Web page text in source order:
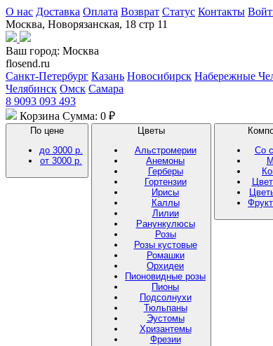
О нас Доставка Оплата Возврат Статус Контакты
Москва, Новорязанская, 18 стр 11
Ваш город: Москва
flosend.ru
Санкт-Петербург Казань Новосибирск Набережные
Челябинск Омск Самара
8 9093 093 493
Корзина Сумма: 0 ₽
По цене
до 3000 р.
от 3000 р.
Цветы
Альстромерии
Анемоны
Герберы
Гортензии
Ирисы
Каллы
Лилии
Ранункулюсы
Розы
Розы кустовые
Ромашки
Орхидеи
Пионовидные розы
Пионы
Подсолнухи
Тюльпаны
Эустомы
Хризантемы
Фрезии
Со